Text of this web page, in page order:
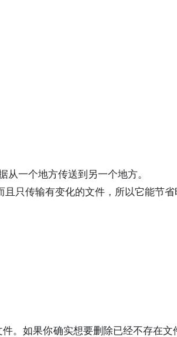
一个地方传送到另一个地方。
只传输有变化的文件，所以它能节省
。如果你确实想要删除已经不存在文